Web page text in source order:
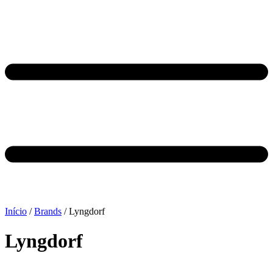
Início /Brands / Lyngdorf
Lyngdorf